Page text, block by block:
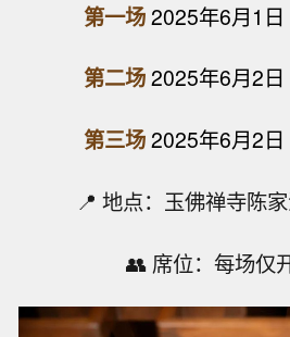
第一场2025年6月1
第二场2025年6月2
第三场2025年6月2
📍 地点：玉佛禅寺陈
👥 席位：每场仅